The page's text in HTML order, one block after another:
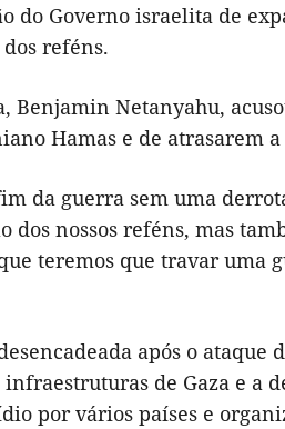
do Governo israelita de
reféns.
Netanyahu,
Hamas e de atrasarem
da guerra sem uma
dos nossos reféns, mas
teremos que travar uma
após o ataque
de Gaza e a
por vários países e